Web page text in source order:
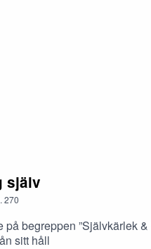
själv
270
begreppen ”Självkärlek
sitt håll